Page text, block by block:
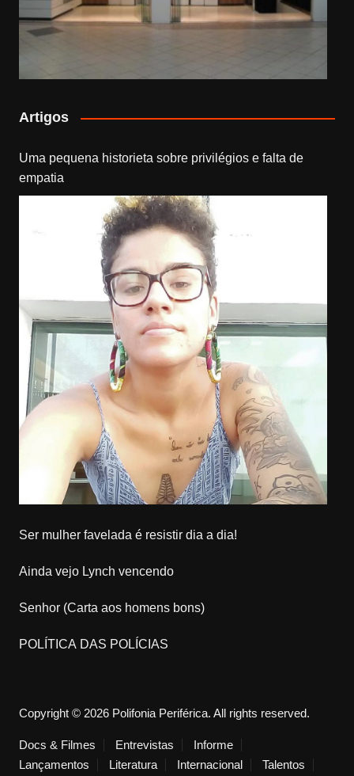
Artigos
Uma pequena historieta sobre privilégios e falta de
empatia
Ser mulher favelada é resistir dia a dia!
Ainda vejo Lynch vencendo
Senhor (Carta aos homens bons)
POLÍTICA DAS POLÍCIAS
Copyright © 2026 Polifonia Periférica. All rights reserved.
Docs & Filmes Entrevistas
Informe
Lançamentos
Literatura Internacional Talentos